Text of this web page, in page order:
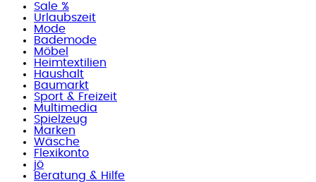
Sale %
Urlaubszeit
Mode
Bademode
Möbel
Heimtextilien
Haushalt
Baumarkt
Sport & Freizeit
Multimedia
Spielzeug
Marken
Wäsche
Flexikonto
jö
Beratung & Hilfe